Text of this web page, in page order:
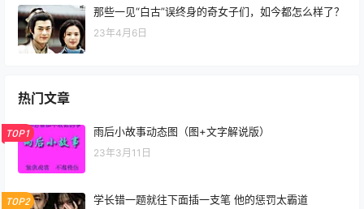
那些一见“白古”误终身的奇女子们，如今都怎么样了？
23年4月6日
热门文章
TOP1 雨后小故事动态图（图+文字解说版）
23年3月11日
TOP2 学长错一题就往下面插一支笔 他的惩罚太霸道